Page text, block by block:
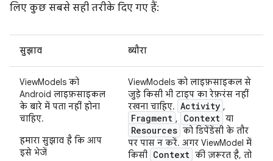
लिए कुछ सबसे सही तरीके दिए गए हैं:
सुझाव ब्यौरा
ViewModels को
Android लाइफ़साइकल
के बारे में पता नहीं होना
चाहिए.
हमारा सुझाव है कि आप
इसे भेजें
ViewModels को लाइफ़साइकल से
जुड़े किसी भी टाइप का रेफ़रंस नहीं
रखना चाहिए. Activity ,
Fragment , Context या
Resources को डिपेंडेंसी के तौर
पर पास न करें. अगर ViewModel में
किसी Context की ज़रूरत है, तो